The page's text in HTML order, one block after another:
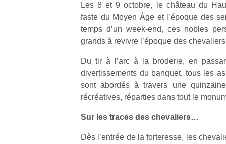
Les 8 et 9 octobre, le château du
faste du Moyen Âge et l’époque des
temps d’un week-end, ces nobles
grands à revivre l’époque des
Du tir à l’arc à la broderie, en
divertissements du banquet, tous les
sont abordés à travers une
récréatives, réparties dans tout le
Sur les traces des chevaliers…
Dès l’entrée de la forteresse, les